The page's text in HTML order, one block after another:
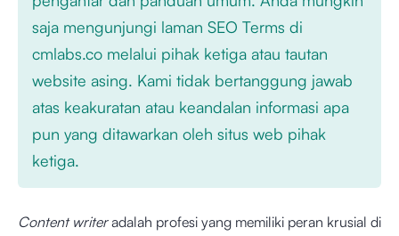
saja mengunjungi laman SEO Terms di
cmlabs.co melalui pihak ketiga atau tautan
website asing. Kami tidak bertanggung jawab
atas keakuratan atau keandalan informasi apa
pun yang ditawarkan oleh situs web pihak
ketiga.
Content writeradalah profesi yang memiliki peran krusial di